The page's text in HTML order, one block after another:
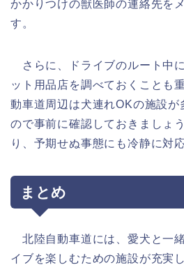
かかりつけの獣医師の連絡先を
す。
さらに、ドライブのルート中
ット用品店を調べておくことも
動車道周辺は犬連れOKの施設が
ので事前に確認しておきましょ
り、予期せぬ事態にも冷静に対
まとめ
北陸自動車道には、愛犬と一
イブを楽しむための施設が充実